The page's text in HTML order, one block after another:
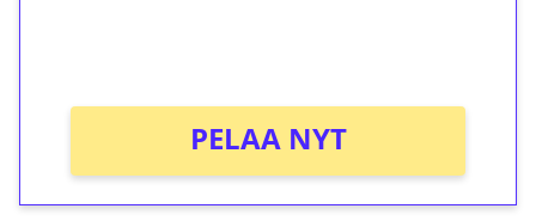
PELAA NYT